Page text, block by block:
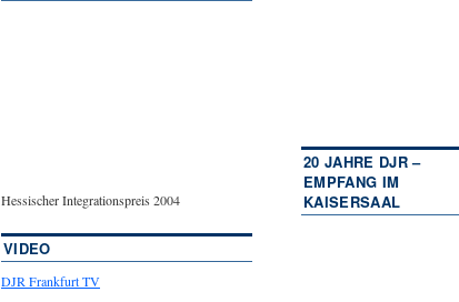
Hessischer Integrationspreis 2004
VIDEO
DJR Frankfurt TV
20 JAHRE DJR –
EMPFANG IM
KAISERSAAL